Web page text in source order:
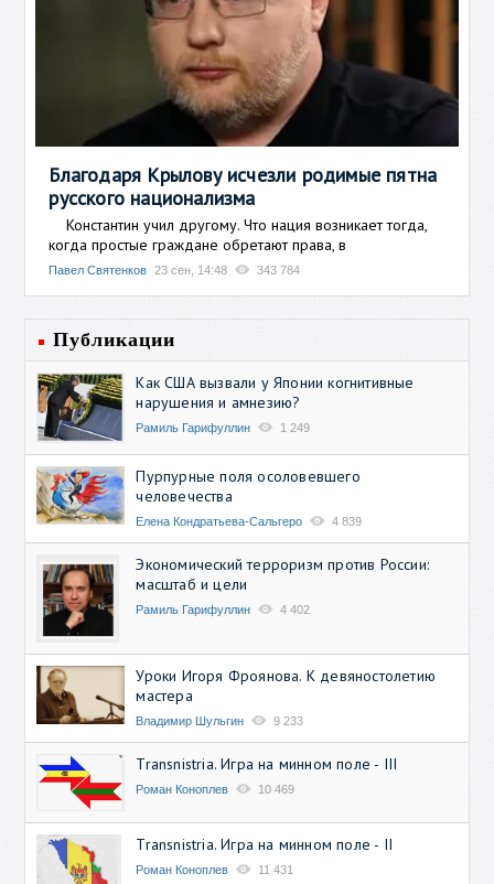
Благодаря Крылову исчезли родимые пятна
русского национализма
Константин учил другому. Что нация возникает тогда,
когда простые граждане обретают права, в
Павел Святенков 23 сен, 14:48 343 784
Публикации
Как США вызвали у Японии когнитивные
нарушения и амнезию?
Рамиль Гарифуллин 1 249
Пурпурные поля осоловевшего
человечества
Елена Кондратьева-Сальгеро 4 839
Экономический терроризм против России:
масштаб и цели
Рамиль Гарифуллин 4 402
Уроки Игоря Фроянова. К девяностолетию
мастера
Владимир Шульгин 9 233
Transnistria. Игра на минном поле - III
Роман Коноплев 10 469
Transnistria. Игра на минном поле - II
Роман Коноплев 11 431